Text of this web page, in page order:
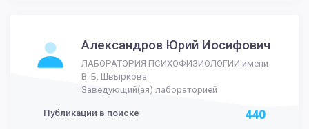
Александров Юрий Иосифович
ЛАБОРАТОРИЯ ПСИХОФИЗИОЛОГИИ имени
В. Б. Швыркова
Заведующий(ая) лабораторией
Публикаций в поиске 440